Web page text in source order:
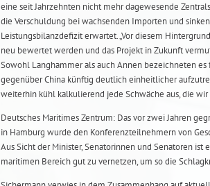
eine seit Jahrzehnten nicht mehr dagewesende
die Verschuldung bei wachsenden Importen und
Leistungsbilanzdefizit erwartet. „Vor diesem
neu bewertet werden und das Projekt in Zukunft
Sowohl Langhammer als auch Annen bezeichneten
gegenüber China künftig deutlich einheitlicher
weiterhin kühl kalkulierend jede Schwäche aus, die wir
Deutsches Maritimes Zentrum: Das vor zwei Jahren
in Hamburg wurde den Konferenzteilnehmern von
Aus Sicht der Minister, Senatorinnen und Senatoren
maritimen Bereich gut zu vernetzen, um so die